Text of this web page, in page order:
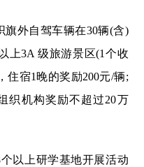
外自驾车辆在30辆(含)
上3A 级旅游景区(1个收
住宿1晚的奖励200元/辆;
织机构奖励不超过20万
上研学基地开展活动